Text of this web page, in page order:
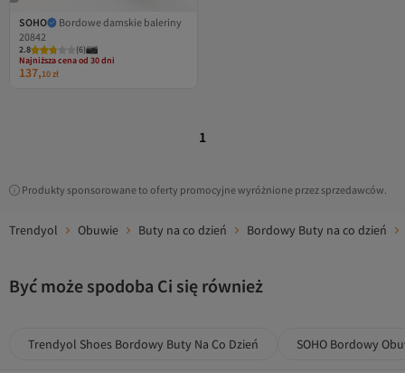
SOHO
Bordowe damskie baleriny
20842
2.8 (6)
Najniższa cena od 30 dni
Darmowa wysyłka
Najniższa cena od 30 dni
137,10zł
1
Produkty sponsorowane to oferty promocyjne wyróżnione przez sprzedawców.
Trendyol Obuwie Buty na co dzień Bordowy Buty na co dzień
Być może spodoba Ci się również
Trendyol Shoes Bordowy Buty Na Co Dzień SOHO Bordowy